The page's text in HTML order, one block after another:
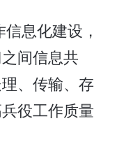
息化建设，
间信息共
、传输、存
役工作质量